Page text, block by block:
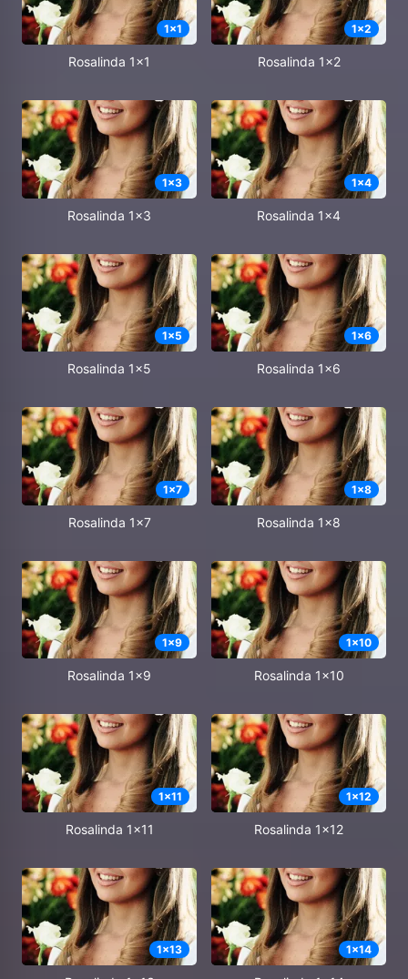
1x1
Rosalinda 1x1
1x2
Rosalinda 1x2
1x3
Rosalinda 1x3
1x4
Rosalinda 1x4
1x5
Rosalinda 1x5
1x6
Rosalinda 1x6
1x7
Rosalinda 1x7
1x8
Rosalinda 1x8
1x9
Rosalinda 1x9
1x10
Rosalinda 1x10
1x11
Rosalinda 1x11
1x12
Rosalinda 1x12
1x13 1x14